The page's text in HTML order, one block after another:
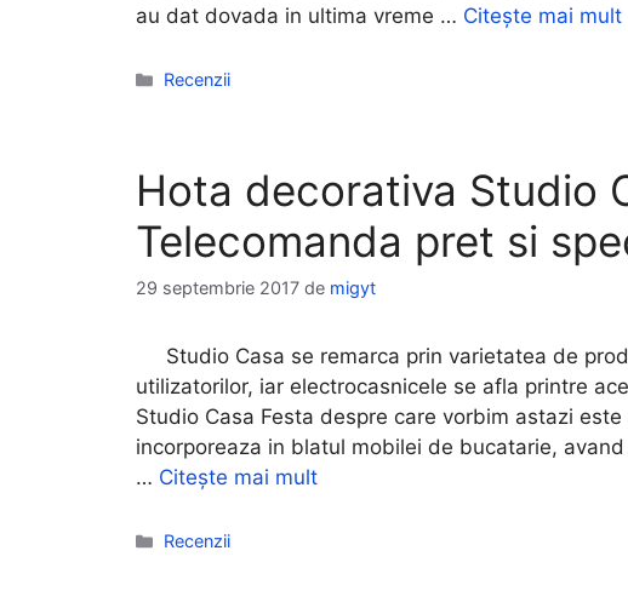
au dat dovada in ultima vreme … Citește mai mult
Categorii
Recenzii
Hota decorativa Studio
Telecomanda pret si
29 septembrie 2017 de migyt
Studio Casa se remarca prin varietatea de
utilizatorilor, iar electrocasnicele se afla printre
Studio Casa Festa despre care vorbim astazi
incorporeaza in blatul mobilei de bucatarie,
… Citește mai mult
Categorii
Recenzii